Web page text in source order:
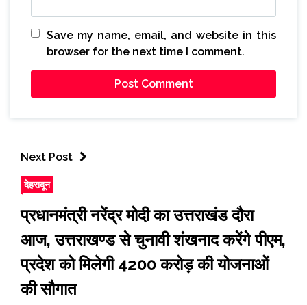
Save my name, email, and website in this
browser for the next time I comment.
Next Post
देहरादून
प्रधानमंत्री नरेंद्र मोदी का उत्तराखंड दौरा
आज, उत्तराखण्ड से चुनावी शंखनाद करेंगे पीएम,
प्रदेश को मिलेगी 4200 करोड़ की योजनाओं
की सौगात